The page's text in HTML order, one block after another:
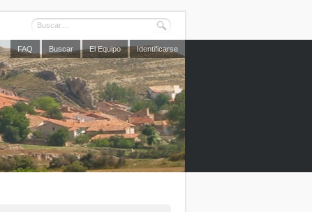
FAQ Buscar El Equipo Identificarse